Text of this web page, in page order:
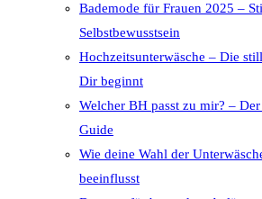
Bademode für Frauen 2025 –
Selbstbewusstsein
Hochzeitsunterwäsche – Die
Dir beginnt
Welcher BH passt zu mir? –
Guide
Wie deine Wahl der
beeinflusst